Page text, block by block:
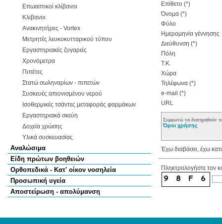
Επωαστικοί κλίβανοι
Κλίβανοι
Ανακινητήρες - Vortex
Μετρητές λευκοκυτταρικού τύπου
Εργαστηριακές ζυγαριές
Χρονόμετρα
Πιπέτες
Στατώ σωληναρίων - πιπετών
Συσκευές απιονισμένου νερού
Ισοθερμικές τσάντες μεταφοράς φαρμάκων
Εργαστηριακά σκεύη
Δοχεία χρώσης
Υλικά συσκευασίας
Αναλώσιμα
Είδη πρώτων βοηθειών
Ορθοπεδικά - Κατ' οίκον νοσηλεία
Προσωπική υγεία
Αποστείρωση - απολύμανση
Επίθετο (*)
Όνομα (*)
Φύλο
Ημερομηνία γέννησης
Διεύθυνση (*)
Πόλη
Τ.Κ.
Xώρα
Τηλέφωνα (*)
e-mail (*)
URL
Συμφωνώ να διατηρηθούν
Όροι χρήσης
Έχω διαβάσει, έχω
Πληκτρολογήστε τον